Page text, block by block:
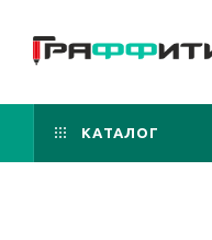
КАТАЛОГ